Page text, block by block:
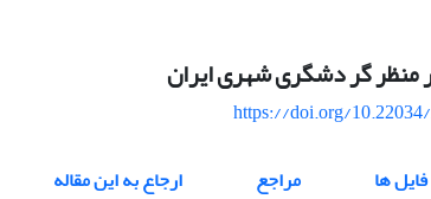
ر منظر گر دشگری شهری ایران
https://doi.org/
فایل ها مراجع ارجاع به این مقاله